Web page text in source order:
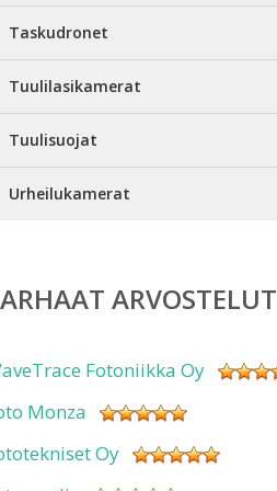
Taskudronet
Tuulilasikamerat
Tuulisuojat
Urheilukamerat
ARVOSTELUT
Fotoniikka Oy
Monza
Oy